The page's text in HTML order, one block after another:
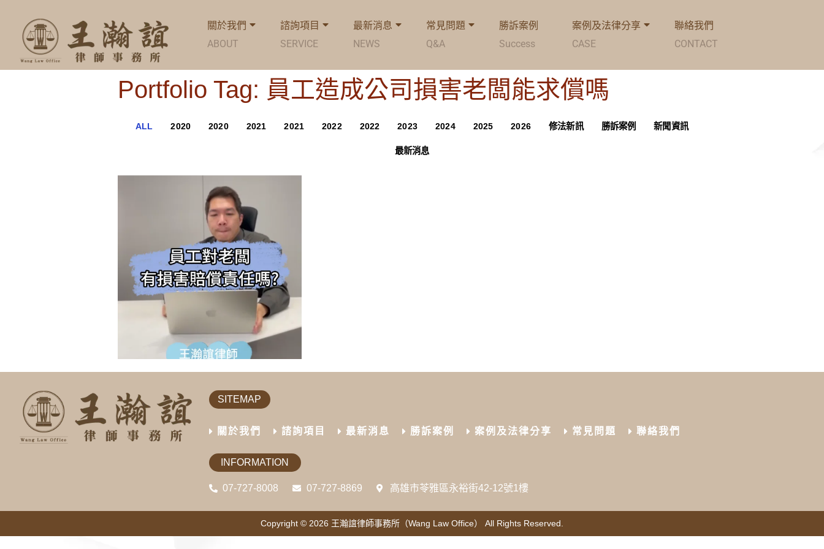
關於我們
ABOUT
諮詢項目
SERVICE
最新消息
NEWS
常見問題
Q&A
勝訴案例
Success
案例及法律分享
CASE
聯絡我們
CONTACT
Portfolio Tag: 員工造成公司損害老闆能求償嗎
ALL 2020 2020 2021 2021 2022 2022 2023 2024 2025 2026 修法新訊 勝訴案例 新聞資訊
最新消息
SITEMAP
關於我們 諮詢項目 最新消息 勝訴案例 案例及法律分享 常見問題 聯絡我們
INFORMATION
07-727-8008 07-727-8869 高雄市苓雅區永裕街42-12號1樓
Copyright © 2026 王瀚誼律師事務所（Wang Law Office） All Rights Reserved.